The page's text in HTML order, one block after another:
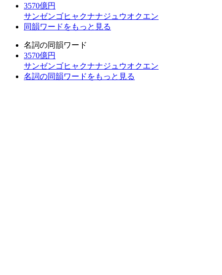
3570億円
サンゼンゴヒャクナナジュウオクエン
同韻ワードをもっと見る
名詞の同韻ワード
3570億円
サンゼンゴヒャクナナジュウオクエン
名詞の同韻ワードをもっと見る